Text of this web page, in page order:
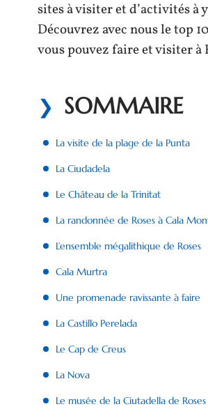
sites à visiter et d’activités à
Découvrez avec nous le top
vous pouvez faire et visiter à
SOMMAIRE
La visite de la plage de la Punta
La Ciudadela
Le Château de la Trinitat
La randonnée de Roses à Cala
L’ensemble mégalithique de Roses
Cala Murtra
Une promenade ravissante à faire
La Castillo Perelada
Le Cap de Creus
La Nova
Le musée de la Ciutadella de Roses